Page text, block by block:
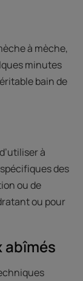
à mèche,
minutes
bain de
à
des
ou de
ou pour
abîmés